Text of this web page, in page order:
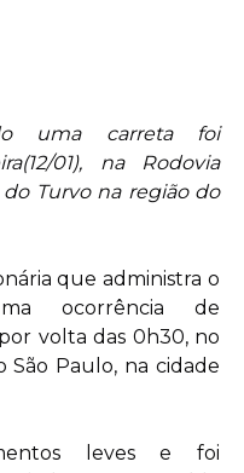
uma carreta foi
01), na Rodovia
Turvo na região do
que administra o
ocorrência de
volta das 0h30, no
São Paulo, na cidade
leves e foi